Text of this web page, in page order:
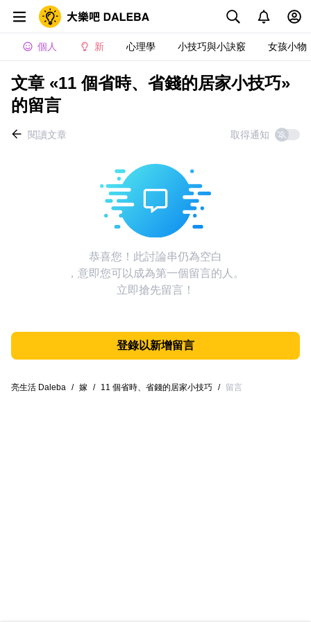
個人 新 心理學 小技巧與小訣竅 女孩小物
文章 «11 個省時、省錢的居家小技巧»
的留言
閱讀文章 取得通知
恭喜您！此討論串仍為空白
，意即您可以成為第一個留言的人。
立即搶先留言！
登錄以新增留言
亮生活 Daleba / 嫁 / 11 個省時、省錢的居家小技巧 / 留言